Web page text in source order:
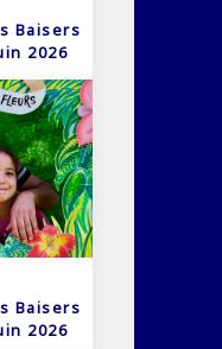
Baisers
2026
Baisers
2026